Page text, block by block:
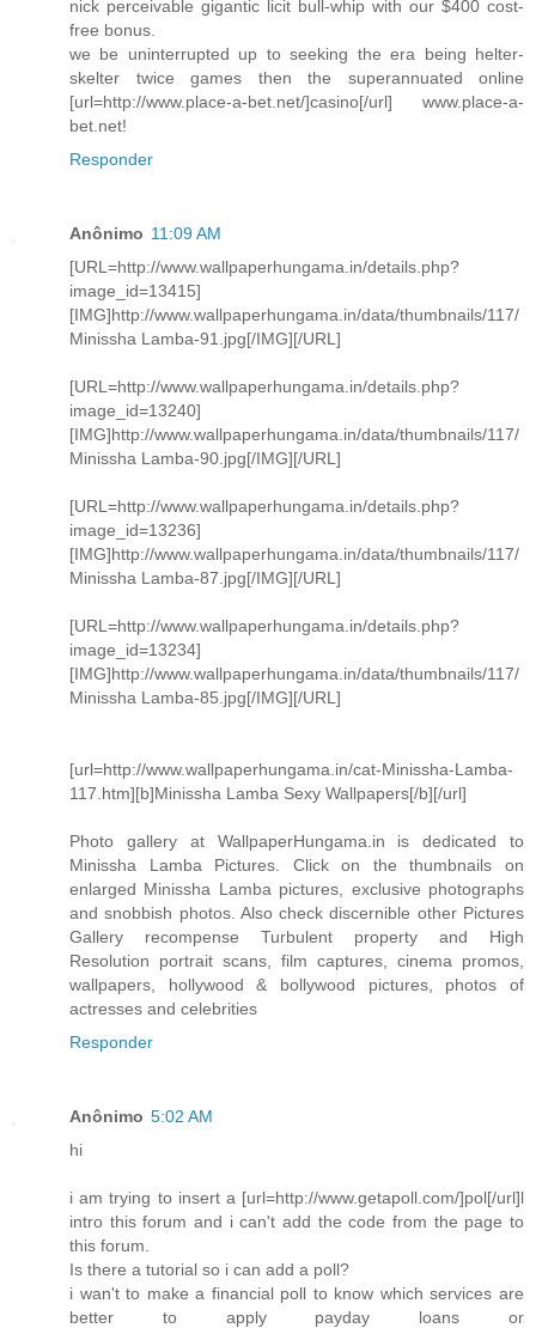
nick perceivable gigantic licit bull-whip with our $400 cost-
free bonus.
we be uninterrupted up to seeking the era being helter-
skelter twice games then the superannuated online
[url=http://www.place-a-bet.net/]casino[/url] www.place-a-
bet.net!
Responder
Anônimo 11:09 AM
[URL=http://www.wallpaperhungama.in/details.php?
image_id=13415]
[IMG]http://www.wallpaperhungama.in/data/thumbnails/117/
Minissha Lamba-91.jpg[/IMG][/URL]
[URL=http://www.wallpaperhungama.in/details.php?
image_id=13240]
[IMG]http://www.wallpaperhungama.in/data/thumbnails/117/
Minissha Lamba-90.jpg[/IMG][/URL]
[URL=http://www.wallpaperhungama.in/details.php?
image_id=13236]
[IMG]http://www.wallpaperhungama.in/data/thumbnails/117/
Minissha Lamba-87.jpg[/IMG][/URL]
[URL=http://www.wallpaperhungama.in/details.php?
image_id=13234]
[IMG]http://www.wallpaperhungama.in/data/thumbnails/117/
Minissha Lamba-85.jpg[/IMG][/URL]
[url=http://www.wallpaperhungama.in/cat-Minissha-Lamba-
117.htm][b]Minissha Lamba Sexy Wallpapers[/b][/url]
Photo gallery at WallpaperHungama.in is dedicated to
Minissha Lamba Pictures. Click on the thumbnails on
enlarged Minissha Lamba pictures, exclusive photographs
and snobbish photos. Also check discernible other Pictures
Gallery recompense Turbulent property and High
Resolution portrait scans, film captures, cinema promos,
wallpapers, hollywood & bollywood pictures, photos of
actresses and celebrities
Responder
Anônimo 5:02 AM
hi
i am trying to insert a [url=http://www.getapoll.com/]pol[/url]l
intro this forum and i can't add the code from the page to
this forum.
Is there a tutorial so i can add a poll?
i wan't to make a financial poll to know which services are
better to apply payday loans or